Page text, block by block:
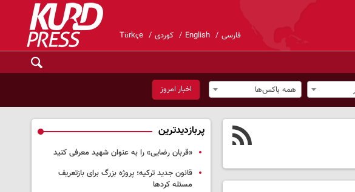
فارسی English کوردی Türkçe
همه باکس‌ها اخبار امروز
پربازدیدترین
«قربان رضایی» را به عنوان شهید معرفی کنید
قانون جدید ترکیه؛ پروژه بزرگ‌ برای بازتعریف
مسئله کردها